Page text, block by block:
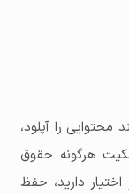
را آپلود،
هرگونه حقوق
دارید، حفظ